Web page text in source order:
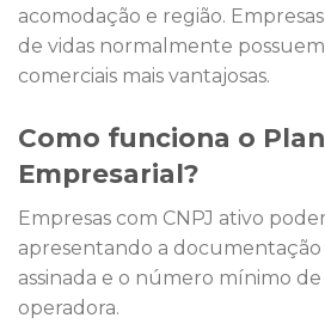
acomodação e região.
de vidas normalmente
comerciais mais vantajosas.
Como funciona o
Empresarial?
Empresas com CNPJ ativo
apresentando a documentação
assinada e o número mínimo
operadora.